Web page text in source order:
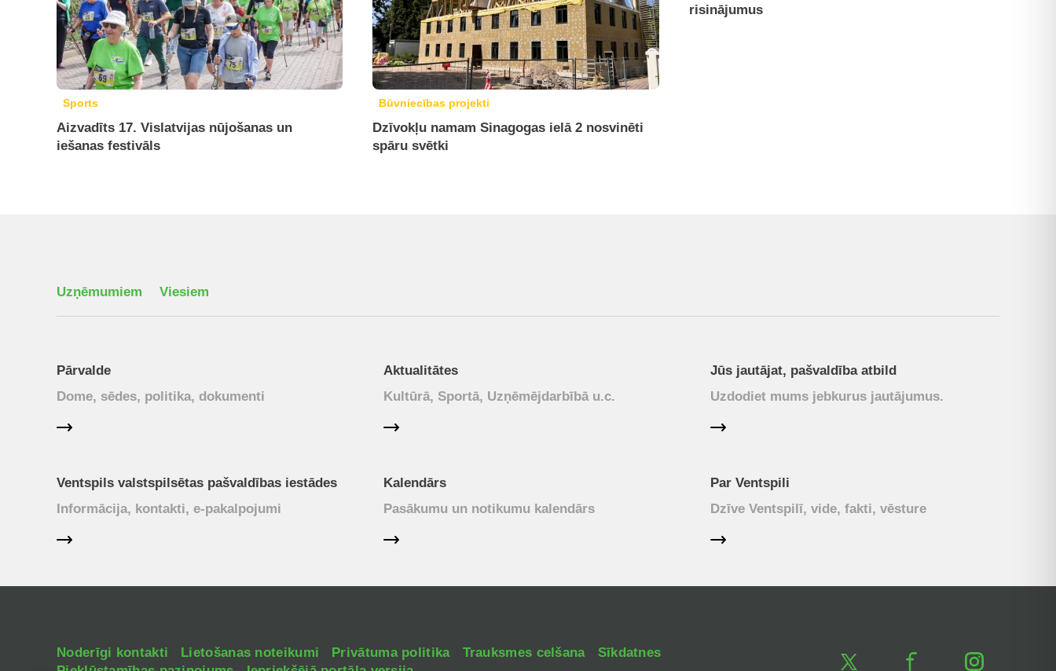
Sports
Aizvadīts 17. Vislatvijas nūjošanas un
iešanas festivāls
Būvniecības projekti
Dzīvokļu namam Sinagogas ielā 2 nosvinēti
spāru svētki
risinājumus
Uzņēmumiem Viesiem
Pārvalde
Dome, sēdes, politika, dokumenti
Aktualitātes
Kultūrā, Sportā, Uzņēmējdarbībā u.c.
Jūs jautājat, pašvaldība atbild
Uzdodiet mums jebkurus jautājumus.
Ventspils valstspilsētas pašvaldības iestādes
Informācija, kontakti, e-pakalpojumi
Kalendārs
Pasākumu un notikumu kalendārs
Par Ventspili
Dzīve Ventspilī, vide, fakti, vēsture
Noderīgi kontakti Lietošanas noteikumi Privātuma politika Trauksmes celšana
Sīkdatnes